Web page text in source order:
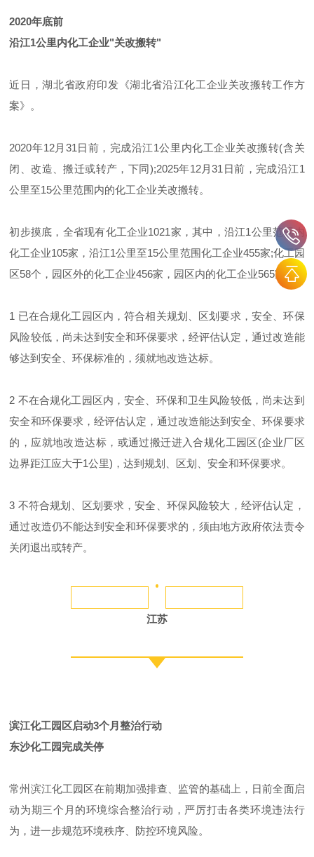
2020年底前
沿江1公里内化工企业"关改搬转"
近日，湖北省政府印发《湖北省沿江化工企业关改搬转工作方
案》。
2020年12月31日前，完成沿江1公里内化工企业关改搬转(含关
闭、改造、搬迁或转产，下同);2025年12月31日前，完成沿江1
公里至15公里范围内的化工企业关改搬转。
初步摸底，全省现有化工企业1021家，其中，沿江1公里范围内
化工企业105家，沿江1公里至15公里范围化工企业455家;化工园
区58个，园区外的化工企业456家，园区内的化工企业565家。
1 已在合规化工园区内，符合相关规划、区划要求，安全、环保
风险较低，尚未达到安全和环保要求，经评估认定，通过改造能
够达到安全、环保标准的，须就地改造达标。
2 不在合规化工园区内，安全、环保和卫生风险较低，尚未达到
安全和环保要求，经评估认定，通过改造能达到安全、环保要求
的，应就地改造达标，或通过搬迁进入合规化工园区(企业厂区
边界距江应大于1公里)，达到规划、区划、安全和环保要求。
3 不符合规划、区划要求，安全、环保风险较大，经评估认定，
通过改造仍不能达到安全和环保要求的，须由地方政府依法责令
关闭退出或转产。
江苏
滨江化工园区启动3个月整治行动
东沙化工园完成关停
常州滨江化工园区在前期加强排查、监管的基础上，日前全面启
动为期三个月的环境综合整治行动，严厉打击各类环境违法行
为，进一步规范环境秩序、防控环境风险。